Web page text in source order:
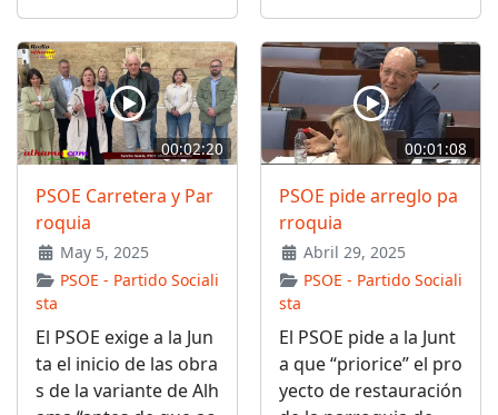
00:02:20
PSOE Carretera y Par
roquia
May 5, 2025
PSOE - Partido Sociali
sta
El PSOE exige a la Jun
ta el inicio de las obra
s de la variante de Alh
00:01:08
PSOE pide arreglo pa
rroquia
Abril 29, 2025
PSOE - Partido Sociali
sta
El PSOE pide a la Junt
a que “priorice” el pro
yecto de restauración